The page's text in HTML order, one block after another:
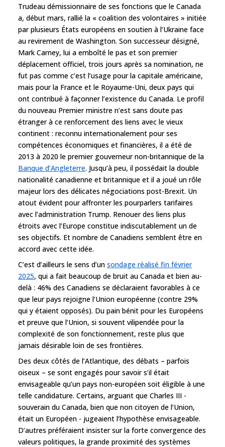
Trudeau démissionnaire de ses fonctions que le Canada
a, début mars, rallié la « coalition des volontaires » initiée
par plusieurs États européens en soutien à l’Ukraine face
au revirement de Washington. Son successeur désigné,
Mark Carney, lui a emboîté le pas et son premier
déplacement officiel, trois jours après sa nomination, ne
fut pas comme c’est l’usage pour la capitale américaine,
mais pour la France et le Royaume-Uni, deux pays qui
ont contribué à façonner l’existence du Canada. Le profil
du nouveau Premier ministre n’est sans doute pas
étranger à ce renforcement des liens avec le vieux
continent : reconnu internationalement pour ses
compétences économiques et financières, il a été de
2013 à 2020 le premier gouverneur non-britannique de la
Banque d’Angleterre. Jusqu’à peu, il possédait la double
nationalité canadienne et britannique et il a joué un rôle
majeur lors des délicates négociations post-Brexit. Un
atout évident pour affronter les pourparlers tarifaires
avec l’administration Trump. Renouer des liens plus
étroits avec l’Europe constitue indiscutablement un de
ses objectifs. Et nombre de Canadiens semblent être en
accord avec cette idée.
C’est d’ailleurs le sens d’un sondage réalisé fin février
2025, qui a fait beaucoup de bruit au Canada et bien au-
delà : 46% des Canadiens se déclaraient favorables à ce
que leur pays rejoigne l’Union européenne (contre 29%
qui y étaient opposés). Du pain bénit pour les Européens
et preuve que l’Union, si souvent vilipendée pour la
complexité de son fonctionnement, reste plus que
jamais désirable loin de ses frontières.
Des deux côtés de l’Atlantique, des débats – parfois
oiseux – se sont engagés pour savoir s’il était
envisageable qu’un pays non-européen soit éligible à une
telle candidature. Certains, arguant que Charles III -
souverain du Canada, bien que non citoyen de l’Union,
était un Européen - jugeaient l’hypothèse envisageable.
D’autres préféraient insister sur la forte convergence des
valeurs politiques, la grande proximité des systèmes